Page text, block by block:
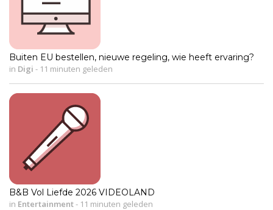
Buiten EU bestellen, nieuwe regeling, wie heeft ervaring?
in Digi - 11 minuten geleden
B&B Vol Liefde 2026 VIDEOLAND
in Entertainment- 11 minuten geleden